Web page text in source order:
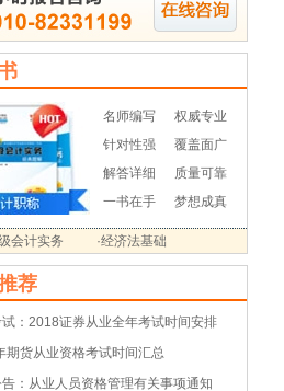
名师编写
权威专业
针对性强
覆盖面广
解答详细
质量可靠
一书在手
梦想成真
会计实务 ·经济法基础
荐
：2018证券从业全年考试时间安排
期货从业资格考试时间汇总
：从业人员资格管理有关事项通知